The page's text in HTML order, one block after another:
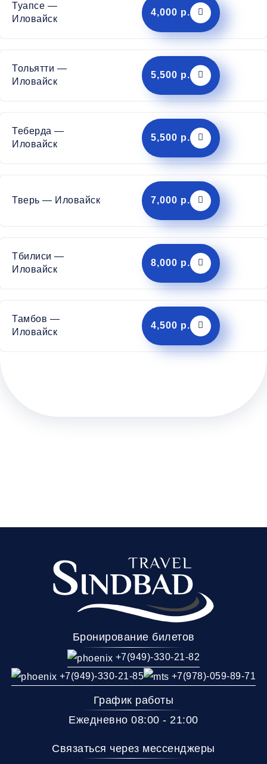
Туапсе —
Иловайск
4,000 р.
Тольятти —
Иловайск
5,500 р.
Теберда —
Иловайск
5,500 р.
Тверь — Иловайск 7,000 р.
Тбилиси —
Иловайск
8,000 р.
Тамбов —
Иловайск
4,500 р.
Бронирование билетов
+7(949)-330-21-82
+7(949)-330-21-85
+7(978)-059-89-71
График работы
Ежедневно 08:00 - 21:00
Связаться через мессенджеры